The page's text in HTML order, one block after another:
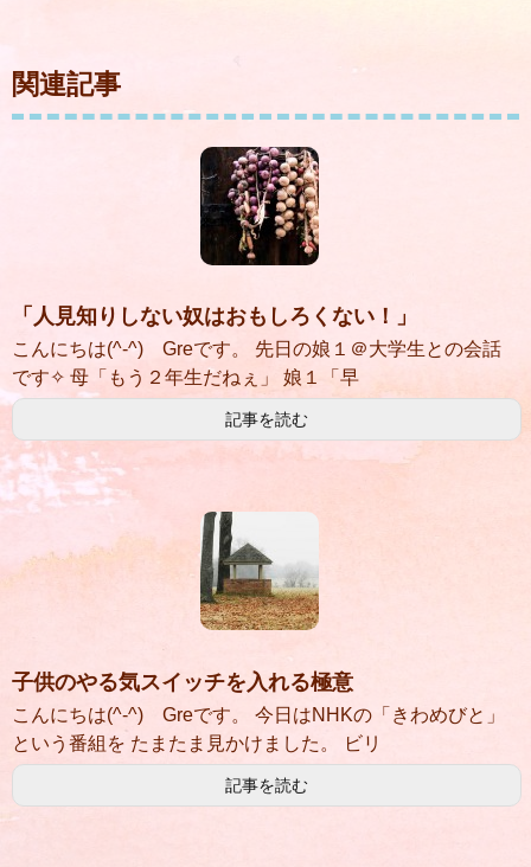
関連記事
「人見知りしない奴はおもしろくない！」
こんにちは(^-^) Greです。 先日の娘１＠大学生との会話
です✧ 母「もう２年生だねぇ」 娘１「早
記事を読む
子供のやる気スイッチを入れる極意
こんにちは(^-^) Greです。 今日はNHKの「きわめびと」
という番組を たまたま見かけました。 ビリ
記事を読む